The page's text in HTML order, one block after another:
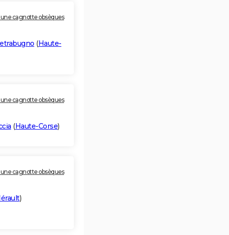
cagnotte obsèques
(Haute-
cagnotte obsèques
(Haute-Corse)
cagnotte obsèques
)